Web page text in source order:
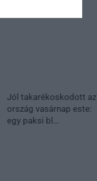
Jól takarékoskodott az
ország vasárnap este:
egy paksi bl...